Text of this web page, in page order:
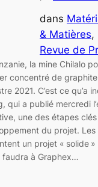
dans
& Matières
Revue de
la mine Chilalo
concentré de
2021. C’est ce qu’a
qui a publié mercredi
une des étapes
du projet. Les
un projet « solide
faudra à Graphex…